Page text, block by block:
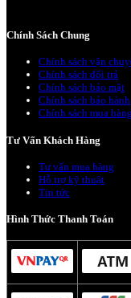
Hệ điều
Mới 99%
Hỗ trợ cài
Giảm giá
Chính Sách Chung
Chính sách vận
Chính sách đổi trả
Chính sách bảo mật
Chính sách bảo hành
Chính sách mua
Tư Vấn Khách Hàng
Tư vấn mua hàng
Hỗ trợ kỹ thuật
Tin tức
Hình Thức Thanh Toán